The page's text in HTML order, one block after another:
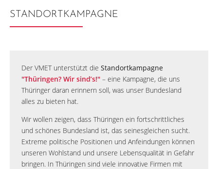
STANDORTKAMPAGNE
Der VMET unterstützt die Standortkampagne
"Thüringen? Wir sind’s!" – eine Kampagne, die uns
Thüringer daran erinnern soll, was unser Bundesland
alles zu bieten hat.
Wir wollen zeigen, dass Thüringen ein fortschrittliches
und schönes Bundesland ist, das seinesgleichen sucht.
Extreme politische Positionen und Anfeindungen können
unseren Wohlstand und unsere Lebensqualität in Gefahr
bringen. In Thüringen sind viele innovative Firmen mit